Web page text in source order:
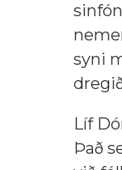
syni
Líf
Það